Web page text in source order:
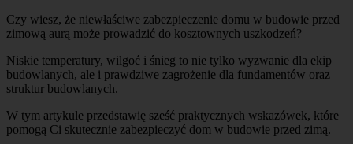
Czy wiesz, że niewłaściwe zabezpieczenie domu w budowie przed
zimową aurą może prowadzić do kosztownych uszkodzeń?
Niskie temperatury, wilgoć i śnieg to nie tylko wyzwanie dla ekip
budowlanych, ale i prawdziwe zagrożenie dla fundamentów oraz
struktur budowlanych.
W tym artykule przedstawię sześć praktycznych wskazówek, które
pomogą Ci skutecznie zabezpieczyć dom w budowie przed zimą.